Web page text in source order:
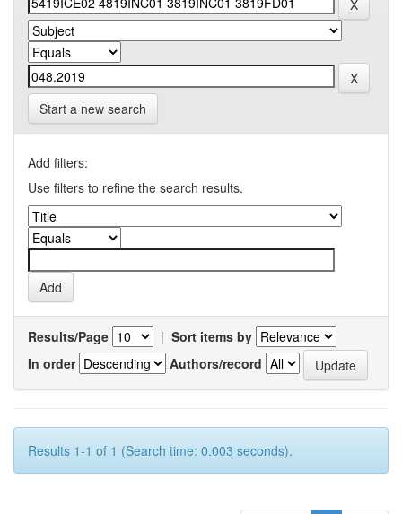
Start a new search
Add filters:
Use filters to refine the search results.
Results/Page | Sort items by
In order
Authors/record
Results 1-1 of 1 (Search time: 0.003 seconds).